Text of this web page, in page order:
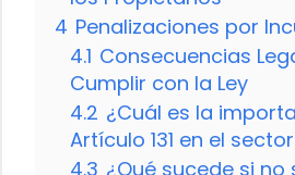
4 Penalizaciones por
4.1 Consecuencias
Cumplir con la Ley
4.2 ¿Cuál es la
Artículo 131 en el
4.3 ¿Qué sucede si